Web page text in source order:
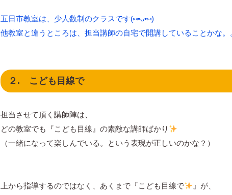
五日市教室は、少人数制のクラスです(⑅•ᴗ•⑅)
他教室と違うところは、担当講師の自宅で開講していることかな。
２. こども目線で
担当させて頂く講師陣は、
どの教室でも『こども目線』の素敵な講師ばかり
（一緒になって楽しんでいる。という表現が正しいのかな？）
上から指導するのではなく、あくまで『こども目線で
』が、